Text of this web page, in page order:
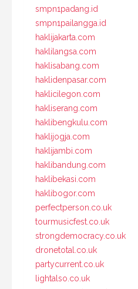
smpn1padang.id
smpn1pailangga.id
haklijakarta.com
haklilangsa.com
haklisabang.com
haklidenpasar.com
haklicilegon.com
hakliserang.com
haklibengkulu.com
haklijogja.com
haklijambi.com
haklibandung.com
haklibekasi.com
haklibogor.com
perfectperson.co.uk
tourmusicfest.co.uk
strongdemocracy.co.uk
dronetotal.co.uk
partycurrent.co.uk
lightalso.co.uk